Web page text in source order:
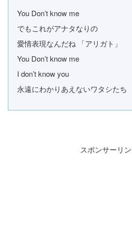
You Don’t know me
でもこれがアナタなりの
愛情表現なんだね 「アリガト」
You Don’t know me
I don’t know you
永遠にわかりあえないワタシたち
スポンサーリ